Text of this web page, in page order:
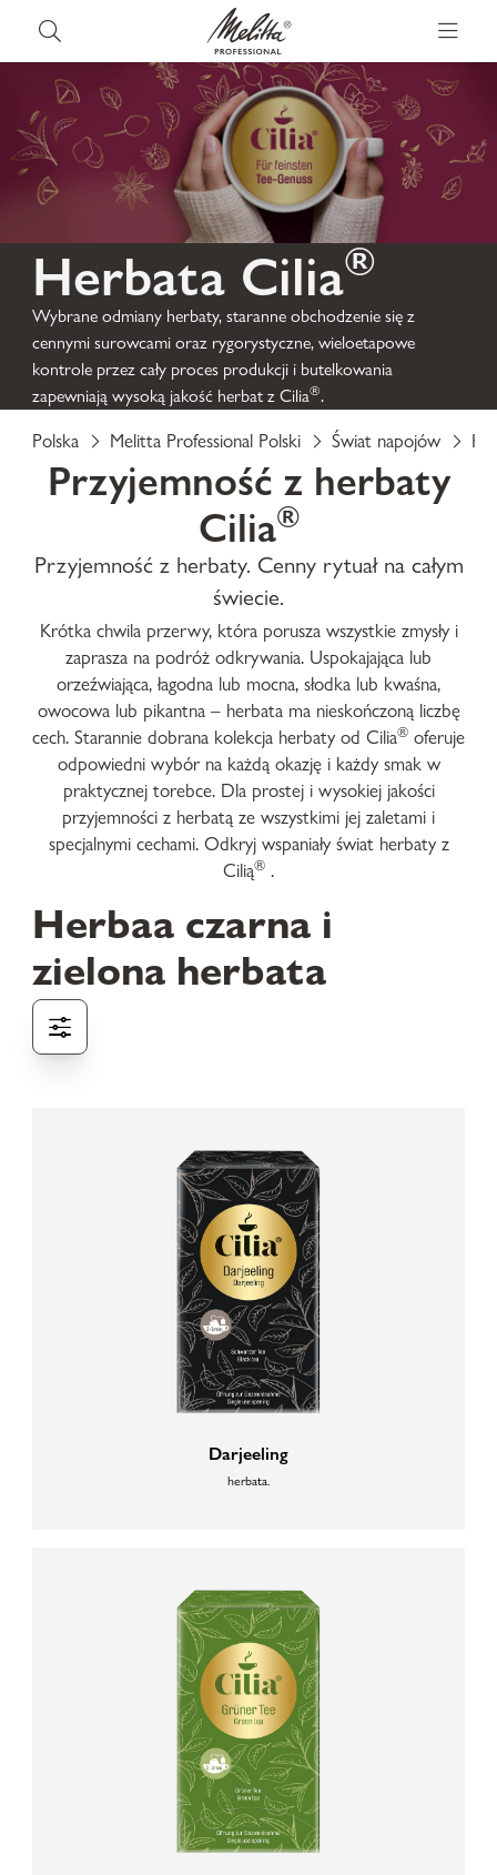
Herbata Cilia®
Wybrane odmiany herbaty, staranne obchodzenie się z
cennymi surowcami oraz rygorystyczne, wieloetapowe
kontrole przez cały proces produkcji i butelkowania
zapewniają wysoką jakość herbat z Cilia®.
Polska Melitta Professional Polski Świat napojów
Przyjemność z herbaty
Cilia®
Przyjemność z herbaty. Cenny rytuał na całym
świecie.
Krótka chwila przerwy, która porusza wszystkie zmysły i
zaprasza na podróż odkrywania. Uspokajająca lub
orzeźwiająca, łagodna lub mocna, słodka lub kwaśna,
owocowa lub pikantna – herbata ma nieskończoną liczbę
cech. Starannie dobrana kolekcja herbaty od Cilia® oferuje
odpowiedni wybór na każdą okazję i każdy smak w
praktycznej torebce. Dla prostej i wysokiej jakości
przyjemności z herbatą ze wszystkimi jej zaletami i
specjalnymi cechami. Odkryj wspaniały świat herbaty z
Cilią® .
Herbaa czarna i
zielona herbata
Darjeeling
herbata.